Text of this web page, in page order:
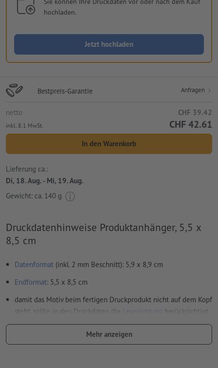
hochladen.
Jetzt hochladen
Bestpreis-Garantie Anfragen
netto CHF 39.42
inkl. 8.1 MwSt. CHF 42.61
In den Warenkorb
Lieferung ca.:
Di, 18. Aug. - Mi, 19. Aug.
Gewicht: ca. 140 g
Druckdatenhinweise Produktanhänger, 5,5 x
8,5 cm
Datenformat (inkl. 2 mm Beschnitt): 5,9 x 8,9 cm
Endformat: 5,5 x 8,5 cm
damit das Motiv beim fertigen Druckprodukt nicht auf dem Kopf
steht, sollte in den Druckdaten die
Leserichtung
berücksichtigt
werden
Mehr anzeigen